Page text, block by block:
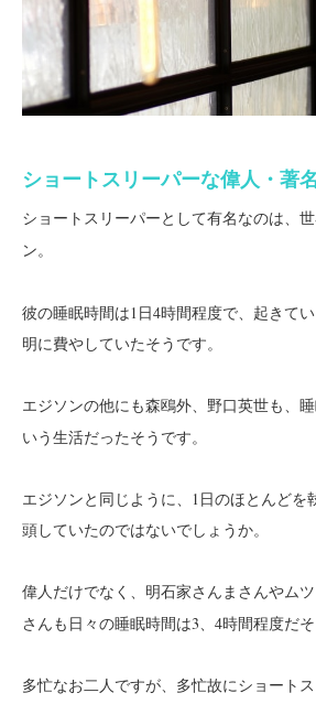
ショートスリーパーな偉人・著
ショートスリーパーとして有名なのは、
ン。
彼の睡眠時間は1日4時間程度で、起きて
明に費やしていたそうです。
エジソンの他にも森鴎外、野口英世も、
いう生活だったそうです。
エジソンと同じように、1日のほとんどを
頭していたのではないでしょうか。
偉人だけでなく、 明石家さんまさんやム
さんも日々の睡眠時間は3、4時間程度だそ
多忙なお二人ですが、多忙故にショート